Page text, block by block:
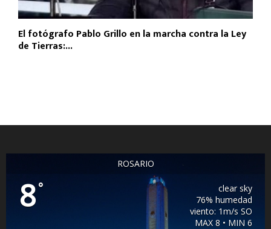
El fotógrafo Pablo Grillo en la marcha contra la Ley
de Tierras:...
ROSARIO
8°
clear sky
76% humedad
viento: 1m/s SO
MAX 8 • MIN 6